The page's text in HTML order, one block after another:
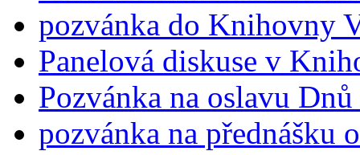
pozvánka do Knihovny
Panelová diskuse v
Pozvánka na oslavu
pozvánka na přednášku